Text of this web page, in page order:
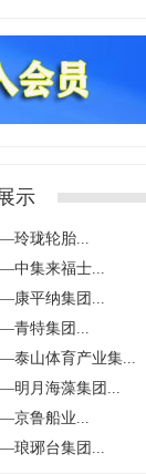
接！
示
玲珑轮胎...
中集来福士...
康平纳集团...
青特集团...
泰山体育产业集...
明月海藻集团...
京鲁船业...
琅琊台集团...